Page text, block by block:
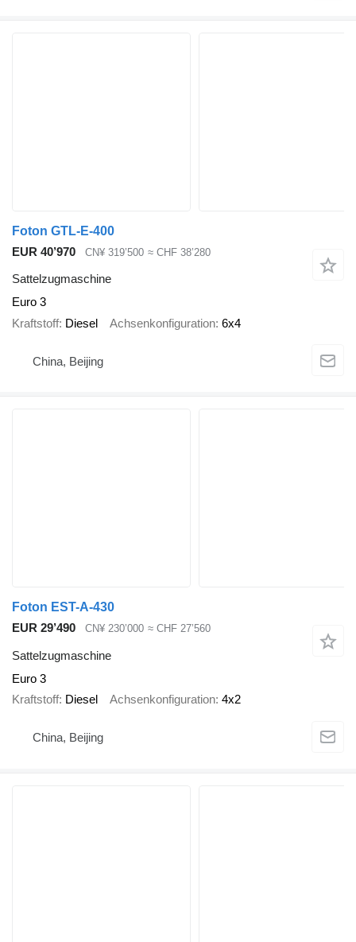
Foton GTL-E-400
EUR 40’970
CN¥ 319’500 ≈ CHF 38’280
Sattelzugmaschine
Euro 3
Kraftstoff Diesel Achsenkonfiguration 6x4
China, Beijing
Foton EST-A-430
EUR 29’490
CN¥ 230’000 ≈ CHF 27’560
Sattelzugmaschine
Euro 3
Kraftstoff Diesel Achsenkonfiguration 4x2
China, Beijing